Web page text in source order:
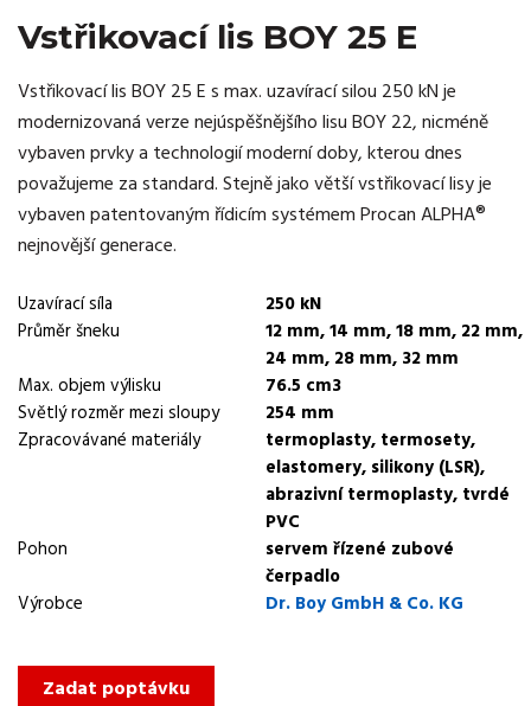
Vstřikovací lis BOY 25 E
Vstřikovací lis BOY 25 E s max. uzavírací silou 250 kN je
modernizovaná verze nejúspěšnějšího lisu BOY 22, nicméně
vybaven prvky a technologií moderní doby, kterou dnes
považujeme za standard. Stejně jako větší vstřikovací lisy je
vybaven patentovaným řídicím systémem Procan ALPHA®
nejnovější generace.
Uzavírací síla
250 kN
Průměr šneku
12 mm, 14 mm, 18 mm, 22 mm,
24 mm, 28 mm, 32 mm
Max. objem výlisku
76.5 cm3
Světlý rozměr mezi sloupy
254 mm
Zpracovávané materiály
termoplasty, termosety,
elastomery, silikony (LSR),
abrazivní termoplasty, tvrdé
PVC
Pohon
servem řízené zubové
čerpadlo
Výrobce
Dr. Boy GmbH & Co. KG
Zadat poptávku